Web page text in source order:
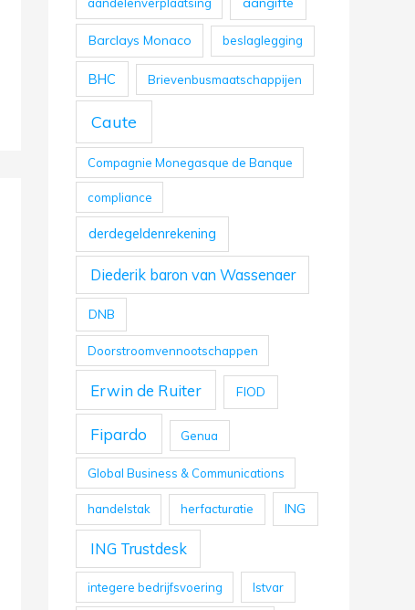
aandelenverplaatsing
Barclays Monaco beslaglegging
BHC Brievenbusmaatschappijen
Caute
Compagnie Monegasque de Banque
compliance
derdegeldenrekening
Diederik baron van Wassenaer
DNB
Doorstroomvennootschappen
Erwin de Ruiter FIOD
Fipardo Genua
Global Business & Communications
handelstak herfacturatie ING
ING Trustdesk
integere bedrijfsvoering Istvar